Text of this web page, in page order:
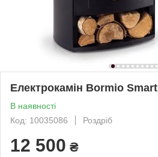
Електрокамін Bormio Smart
В наявності
Код: 10035086
Роздріб
12 500 ₴